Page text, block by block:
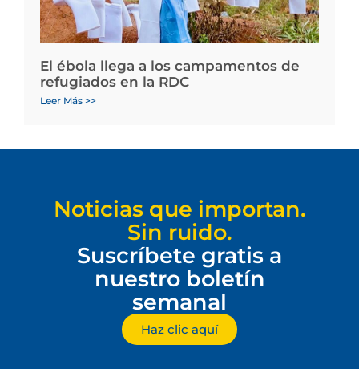
El ébola llega a los campamentos de
refugiados en la RDC
Leer Más >>
Noticias que importan.
Sin ruido.
Suscríbete gratis a
nuestro boletín
semanal
Haz clic aquí